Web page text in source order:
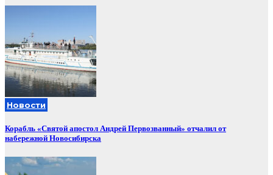
Новости
Корабль «Святой апостол Андрей Первозванный» отчалил от
набережной Новосибирска